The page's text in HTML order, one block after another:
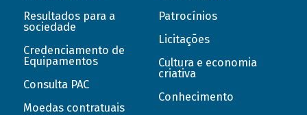
Resultados para a
sociedade
Credenciamento de
Equipamentos
Consulta PAC
Moedas contratuais
Patrocínios
Licitações
Cultura e economia
criativa
Conhecimento